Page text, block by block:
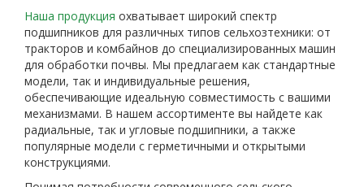
Наша продукция охватывает широкий спектр
подшипников для различных типов сельхозтехники: от
тракторов и комбайнов до специализированных машин
для обработки почвы. Мы предлагаем как стандартные
модели, так и индивидуальные решения,
обеспечивающие идеальную совместимость с вашими
механизмами. В нашем ассортименте вы найдете как
радиальные, так и угловые подшипники, а также
популярные модели с герметичными и открытыми
конструкциями.